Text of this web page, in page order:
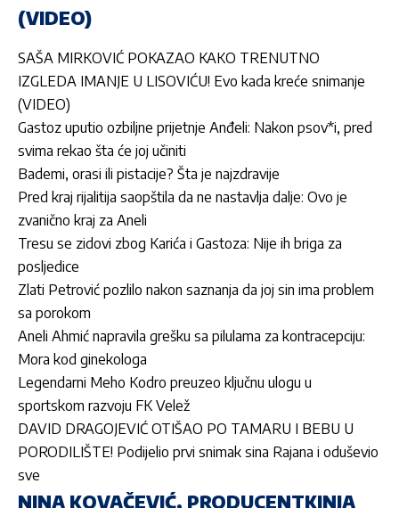
(VIDEO)
SAŠA MIRKOVIĆ POKAZAO KAKO TRENUTNO
IZGLEDA IMANJE U LISOVIĆU! Evo kada kreće snimanje
(VIDEO)
Gastoz uputio ozbiljne prijetnje Anđeli: Nakon psov*i, pred
svima rekao šta će joj učiniti
Bademi, orasi ili pistacije? Šta je najzdravije
Pred kraj rijalitija saopštila da ne nastavlja dalje: Ovo je
zvanično kraj za Aneli
Tresu se zidovi zbog Karića i Gastoza: Nije ih briga za
posljedice
Zlati Petrović pozlilo nakon saznanja da joj sin ima problem
sa porokom
Aneli Ahmić napravila grešku sa pilulama za kontracepciju:
Mora kod ginekologa
Legendarni Meho Kodro preuzeo ključnu ulogu u
sportskom razvoju FK Velež
DAVID DRAGOJEVIĆ OTIŠAO PO TAMARU I BEBU U
PORODILIŠTE! Podijelio prvi snimak sina Rajana i oduševio
sve
NINA KOVAČEVIĆ, PRODUCENTKINJA